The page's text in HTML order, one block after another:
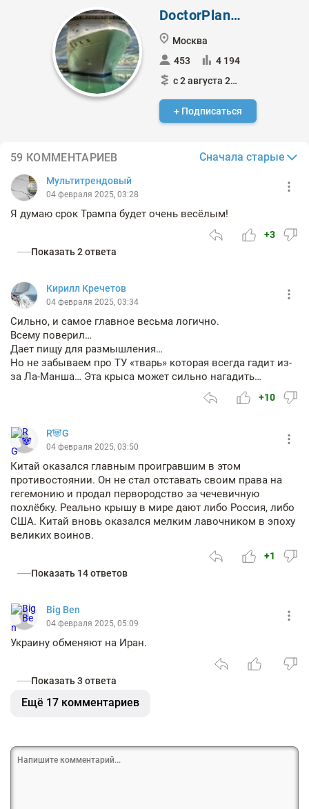
DoctorPlanRu
Москва
453
4 194
с 2 августа 2022
+ Подписаться
59 КОММЕНТАРИЕВ Сначала старые
Мультитрендовый
04 февраля 2025, 03:28
Я думаю срок Трампа будет очень весёлым!
+3
Показать 2 ответа
Кирилл Кречетов
04 февраля 2025, 03:34
Сильно, и самое главное весьма логично.
Всему поверил…
Дает пищу для размышления…
Но не забываем про ТУ «тварь» которая всегда гадит из-
за Ла-Манша… Эта крыса может сильно нагадить…
+10
R🐼G
04 февраля 2025, 03:50
Китай оказался главным проигравшим в этом
противостоянии. Он не стал отставать своим права на
гегемонию и продал первородство за чечевичную
похлёбку. Реально крышу в мире дают либо Россия, либо
США. Китай вновь оказался мелким лавочником в эпоху
великих воинов.
+1
Показать 14 ответов
Big Ben
04 февраля 2025, 05:09
Украину обменяют на Иран.
Показать 3 ответа
Ещё 17 комментариев